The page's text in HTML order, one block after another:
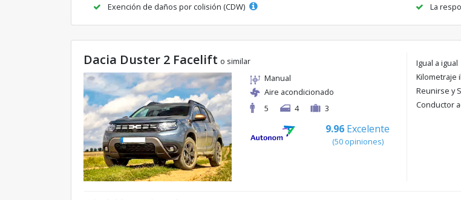
Exención de daños por colisión (CDW) La
Dacia Duster 2 Facelift o similar
Manual
Aire acondicionado
5
4 3
9.96 Excelente
(50 opiniones)
Igual a igual
Kilometraje
Reunirse y
Conductor